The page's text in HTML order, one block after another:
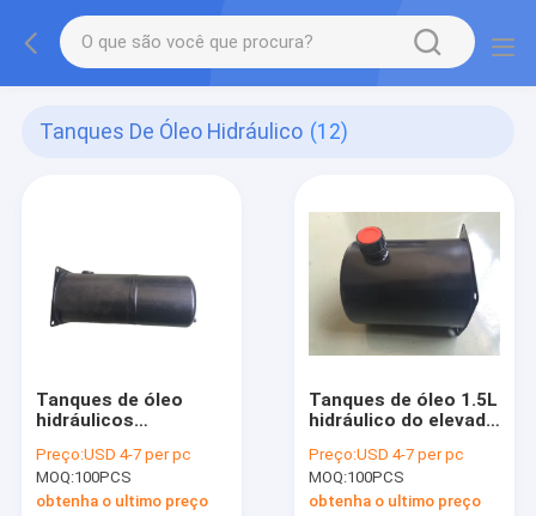
Tanques De Óleo Hidráulico (12)
Tanques de óleo
hidráulicos
1.6L do OEM para a
central hidráulica
Preço:USD 4-7 per pc
MOQ:100PCS
obtenha o ultimo preço
Tanques de óleo 1.5L
hidráulico do elevado
tanque de aço do
fuel-óleo
Preço:USD 4-7 per pc
MOQ:100PCS
obtenha o ultimo preço